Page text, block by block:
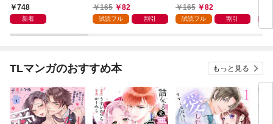
気にいり～
748
新着
てくれません～無骨な
将軍は最愛妻に滾る恋
165 82
試読フル 割引
ちゃうので、あなたの
本心なんてお見通しで
165 82
試読フル 割引
た
TLマンガのおすすめ本 もっと見る